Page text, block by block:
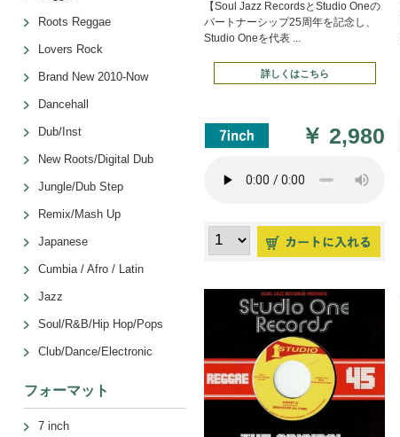
【Soul Jazz RecordsとStudio Oneの
パートナーシップ25周年を記念し、
Studio Oneを代表 ...
詳しくはこちら
￥2,980
Roots Reggae
Lovers Rock
Brand New 2010-Now
Dancehall
Dub/Inst
New Roots/Digital Dub
Jungle/Dub Step
Remix/Mash Up
Japanese
Cumbia / Afro / Latin
Jazz
Soul/R&B/Hip Hop/Pops
Club/Dance/Electronic
フォーマット
7 inch